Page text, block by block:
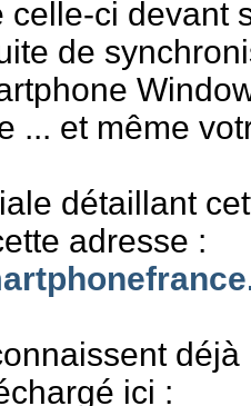
celle-ci devant
de
... et même
détaillant
adresse :
ici :